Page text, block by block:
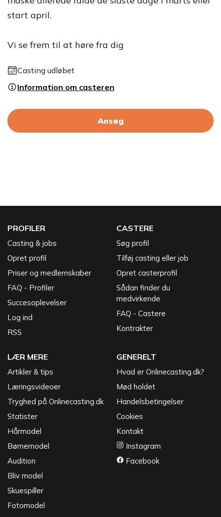
start april.
Vi se frem til at høre fra dig
Casting udløbet
Information om casteren
Ansøg
PROFILER
Casting & jobs
Opret profil
Priser og medlemskaber
FAQ - Profiler
Succesoplevelser
Log ind
RSS
CASTERE
Søg profil
Tilføj casting eller job
Opret casterprofil
Sådan finder du
medvirkende
FAQ - Castere
Kontrakter
LÆR MERE
Artikler & tips
Læringsvideoer
Tryghed på Onlinecasting.dk
Statister
Hårmodel
Børnemodel
Audition
Bliv model
Skuespiller
Fotomodel
GENERELT
Hvad er Onlinecasting.dk?
Mød holdet
Handelsbetingelser
Cookies
Kontakt
Instagram
Facebook